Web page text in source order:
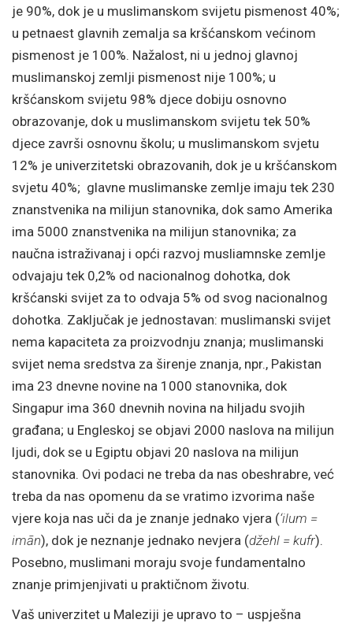
je 90%, dok je u muslimanskom svijetu pismenost 40%;
u petnaest glavnih zemalja sa kršćanskom većinom
pismenost je 100%. Nažalost, ni u jednoj glavnoj
muslimanskoj zemlji pismenost nije 100%; u
kršćanskom svijetu 98% djece dobiju osnovno
obrazovanje, dok u muslimanskom svijetu tek 50%
djece završi osnovnu školu; u muslimanskom svjetu
12% je univerzitetski obrazovanih, dok je u kršćanskom
svjetu 40%; glavne muslimanske zemlje imaju tek 230
znanstvenika na milijun stanovnika, dok samo Amerika
ima 5000 znanstvenika na milijun stanovnika; za
naučna istraživanaj i opći razvoj musliamnske zemlje
odvajaju tek 0,2% od nacionalnog dohotka, dok
kršćanski svijet za to odvaja 5% od svog nacionalnog
dohotka. Zaključak je jednostavan: muslimanski svijet
nema kapaciteta za proizvodnju znanja; muslimanski
svijet nema sredstva za širenje znanja, npr., Pakistan
ima 23 dnevne novine na 1000 stanovnika, dok
Singapur ima 360 dnevnih novina na hiljadu svojih
građana; u Engleskoj se objavi 2000 naslova na milijun
ljudi, dok se u Egiptu objavi 20 naslova na milijun
stanovnika. Ovi podaci ne treba da nas obeshrabre, već
treba da nas opomenu da se vratimo izvorima naše
vjere koja nas uči da je znanje jednako vjera (‘ilum =
imān), dok je neznanje jednako nevjera (džehl = kufr).
Posebno, muslimani moraju svoje fundamentalno
znanje primjenjivati u praktičnom životu.
Vaš univerzitet u Maleziji je upravo to – uspješna